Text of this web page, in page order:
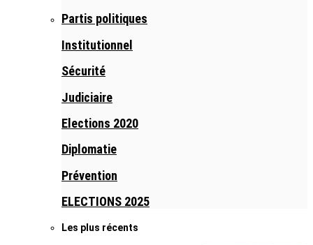
Partis politiques
Institutionnel
Sécurité
Judiciaire
Elections 2020
Diplomatie
Prévention
ELECTIONS 2025
Les plus récents